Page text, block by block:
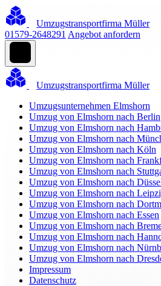
Umzugstransportfirma Müller
01579-2648291 Angebot anfordern
Umzugstransportfirma Müller
Umzugsunternehmen Elmshorn
Umzug von Elmshorn nach Berlin
Umzug von Elmshorn nach
Umzug von Elmshorn nach
Umzug von Elmshorn nach Köln
Umzug von Elmshorn nach
Umzug von Elmshorn nach
Umzug von Elmshorn nach
Umzug von Elmshorn nach
Umzug von Elmshorn nach
Umzug von Elmshorn nach Essen
Umzug von Elmshorn nach
Umzug von Elmshorn nach
Umzug von Elmshorn nach
Umzug von Elmshorn nach
Impressum
Datenschutz